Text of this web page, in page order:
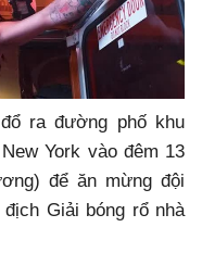
ra đường phố khu
York vào đêm 13
để ăn mừng đội
Giải bóng rổ nhà